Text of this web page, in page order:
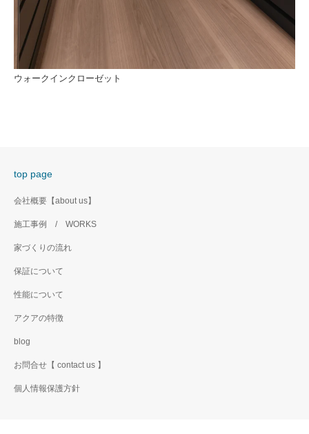
ウォークインクローゼット
top page
会社概要【about us】
施工事例 / WORKS
家づくりの流れ
保証について
性能について
アクアの特徴
blog
お問合せ【 contact us 】
個人情報保護方針